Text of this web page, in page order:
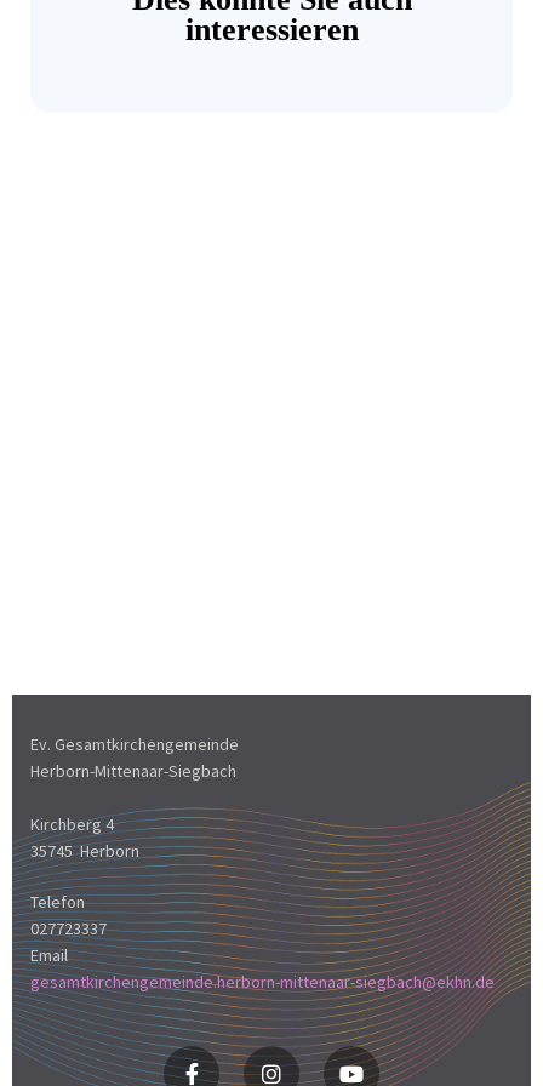
interessieren
Ev. Gesamtkirchengemeinde
Herborn-Mittenaar-Siegbach
Kirchberg 4
35745 Herborn
Telefon
027723337
Email
gesamtkirchengemeinde.herborn-mittenaar-siegbach@ekhn.de